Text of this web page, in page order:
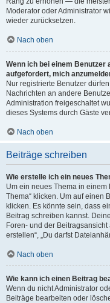
Moderator oder Administrator
wieder zurücksetzen.
Nach oben
Wenn ich bei einem Benutzer
aufgefordert, mich
Nur registrierte Benutzer
Nachrichten an andere
Administration freigeschaltet
dieses Systems durch Gäste
Nach oben
Beiträge schreiben
Wie erstelle ich ein neues
Um ein neues Thema in einem
Thema“ klicken. Um auf einen
klicken. Es könnte sein, dass
Beitrag schreiben kannst.
Foren- und der Beitragsansicht
erstellen“, „Du darfst
Nach oben
Wie kann ich einen Beitrag
Wenn du nicht Administrator
Beiträge bearbeiten oder